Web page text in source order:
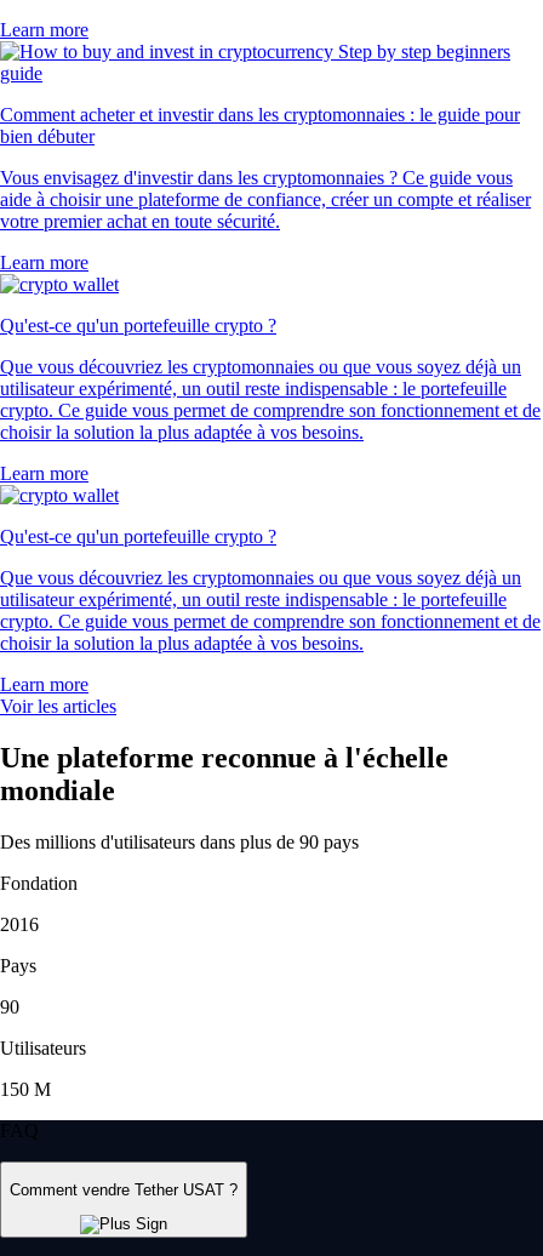
Learn more
Comment acheter et investir dans les cryptomonnaies : le guide pour
bien débuter
Vous envisagez d'investir dans les cryptomonnaies ? Ce guide vous
aide à choisir une plateforme de confiance, créer un compte et réaliser
votre premier achat en toute sécurité.
Learn more
Qu'est-ce qu'un portefeuille crypto ?
Que vous découvriez les cryptomonnaies ou que vous soyez déjà un
utilisateur expérimenté, un outil reste indispensable : le portefeuille
crypto. Ce guide vous permet de comprendre son fonctionnement et de
choisir la solution la plus adaptée à vos besoins.
Learn more
Qu'est-ce qu'un portefeuille crypto ?
Que vous découvriez les cryptomonnaies ou que vous soyez déjà un
utilisateur expérimenté, un outil reste indispensable : le portefeuille
crypto. Ce guide vous permet de comprendre son fonctionnement et de
choisir la solution la plus adaptée à vos besoins.
Learn more
Voir les articles
Une plateforme reconnue à l'échelle
mondiale
Des millions d'utilisateurs dans plus de 90 pays
Fondation
2016
Pays
90
Utilisateurs
150 M
FAQ
Comment vendre Tether USAT ?